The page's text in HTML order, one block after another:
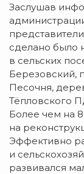
Заслушав
сделано было
в сельских
Березовский,
Песочня,
Тёпловского
Более чем на
на
Эффективно
и
развивался